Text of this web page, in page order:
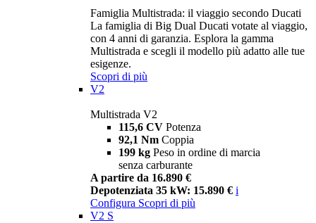
Famiglia Multistrada: il viaggio secondo Ducati
La famiglia di Big Dual Ducati votate al viaggio,
con 4 anni di garanzia. Esplora la gamma
Multistrada e scegli il modello più adatto alle tue
esigenze.
Scopri di più
V2
Multistrada V2
115,6 CV Potenza
92,1 Nm Coppia
199 kg Peso in ordine di marcia
senza carburante
A partire da 16.890 €
Depotenziata 35 kW: 15.890 € i
Configura Scopri di più
V2 S